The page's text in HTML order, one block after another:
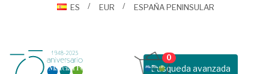
ES
EUR ESPAÑA PENINSULAR
Busqueda avanzada
0